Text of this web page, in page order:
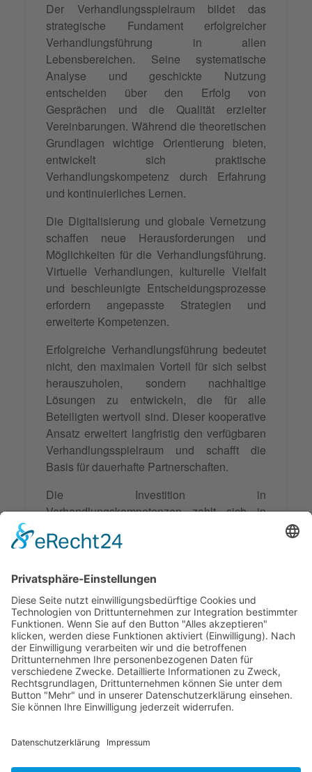
Der Verhandlungsspielraum bildet das
strategische Fundament erfolgreicher
Verhandlungsführung in allen
Lebensbereichen. Seine systematische
Analyse und geschickte Nutzung
entscheiden über den Erfolg von
Gesprächen und die Qualität erzielter
Vereinbarungen. Während die theoretischen
Grundlagen wichtige Orientierung bieten,
entwickelt sich praktische
Verhandlungskompetenz durch Erfahrung
und kontinuierliches Lernen.
Die Digitalisierung und globale Vernetzung
schaffen neue Herausforderungen und
Möglichkeiten für die Verhandlungsführung.
Virtuelle Verhandlungen, kulturelle Vielfalt
und beschleunigte Entscheidungsprozesse
erfordern angepasste Strategien und
erweiterte Kompetenzen.
Erfolgreiche Verhandlungsführung bedeutet
nicht, den maximalen Vorteil für sich selbst
herauszuholen, sondern nachhaltige
Lösungen zu entwickeln, die für alle
Beteiligten wertvoll sind. Dieser kooperative
Ansatz erweitert langfristig den verfügbaren
Verhandlungsspielraum und schafft die
Basis für dauerhafte Partnerschaften.
Die Investition in
Verhandlungskompetenzen zahlt sich in
Entscheidungen bis hin zu komplexen
fürVerhandlungsspielräume
bessere Ergebnisse und
zufriedenstellendere Beziehungen.
Synonyme: Verhandlungsspielräume
© 2026 Frank Hartung Ihr Mediator bei Konflikten in Familie,